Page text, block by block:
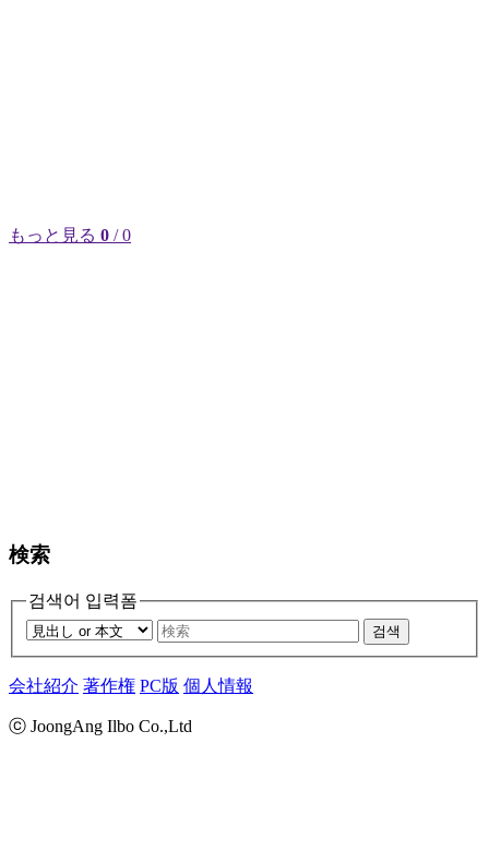
もっと見る 0 / 0
検索
검색어 입력폼
검색
会社紹介 著作権 PC版 個人情報
ⓒ JoongAng Ilbo Co.,Ltd